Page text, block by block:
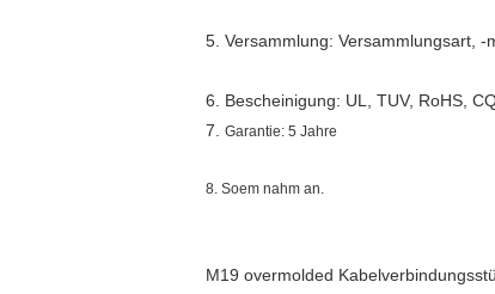
5. Versammlung: Versammlungsart, -
6. Bescheinigung: UL, TUV, RoHS,
7. Garantie: 5 Jahre
8. Soem nahm an.
M19 overmolded